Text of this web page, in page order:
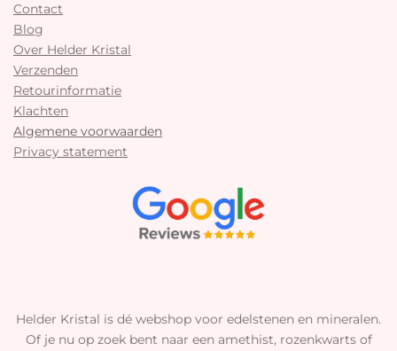
Contact
Blog
Over Helder Kristal
Verzenden
Retourinformatie
Klachten
Algemene voorwaarden
Privacy statement
Helder Kristal is dé webshop voor edelstenen en mineralen.
Of je nu op zoek bent naar een amethist, rozenkwarts of